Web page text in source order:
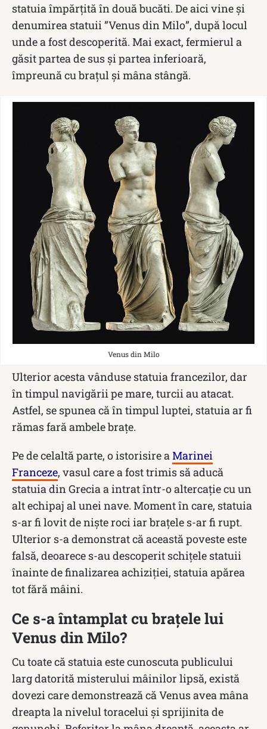
statuia împărțită în două bucăti. De aici vine și
denumirea statuii ”Venus din Milo”, după locul
unde a fost descoperită. Mai exact, fermierul a
găsit partea de sus și partea inferioară,
împreună cu brațul și mâna stângă.
Venus din Milo
Ulterior acesta vânduse statuia francezilor, dar
în timpul navigării pe mare, turcii au atacat.
Astfel, se spunea că în timpul luptei, statuia ar fi
rămas fară ambele brațe.
Pe de celaltă parte, o istorisire a Marinei
Franceze, vasul care a fost trimis să aducă
statuia din Grecia a intrat într-o altercație cu un
alt echipaj al unei nave. Moment în care, statuia
s-ar fi lovit de niște roci iar brațele s-ar fi rupt.
Ulterior s-a demonstrat că această poveste este
falsă, deoarece s-au descoperit schițele statuii
înainte de finalizarea achiziției, statuia apărea
tot fără mâini.
Ce s-a întamplat cu brațele lui
Venus din Milo?
Cu toate că statuia este cunoscuta publicului
larg datorită misterului mâinilor lipsă, există
dovezi care demonstrează că Venus avea mâna
dreapta la nivelul toracelui și sprijinita de